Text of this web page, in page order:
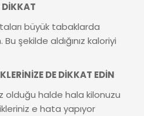
DİKKAT
büyük tabaklarda
şekilde aldığınız kaloriyi
DE DİKKAT EDİN
olduğu halde hala kilonuzu
e hata yapıyor